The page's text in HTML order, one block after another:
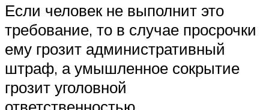
Если человек не выполнит это
требование, то в случае просрочки
ему грозит административный
штраф, а умышленное сокрытие
грозит уголовной